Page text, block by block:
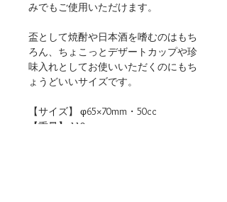
みでもご使用いただけます。
盃として焼酎や日本酒を嗜むのはもち
ろん、ちょこっとデザートカップや珍
味入れとしてお使いいただくのにもち
ょうどいいサイズです。
【サイズ】 φ65×70mm・50cc
【重量】 110g